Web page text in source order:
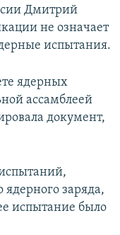
Дмитрий
не означает
испытания.
ядерных
ассамблеей
документ,
заряда,
испытание было